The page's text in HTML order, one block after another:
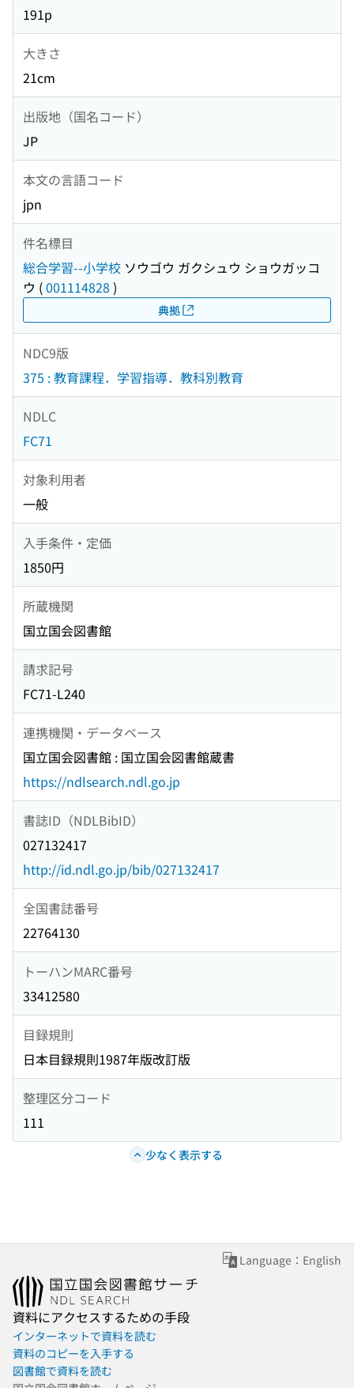
191p
大きさ
21cm
出版地（国名コード）
JP
本文の言語コード
jpn
件名標目
総合学習--小学校 ソウゴウ ガクシュウ ショウガッコ
ウ (001114828 )
典拠
NDC9版
375 : 教育課程．学習指導．教科別教育
NDLC
FC71
対象利用者
一般
入手条件・定価
1850円
所蔵機関
国立国会図書館
請求記号
FC71-L240
連携機関・データベース
国立国会図書館 : 国立国会図書館蔵書
https://ndlsearch.ndl.go.jp
書誌ID（NDLBibID）
027132417
http://id.ndl.go.jp/bib/027132417
全国書誌番号
22764130
トーハンMARC番号
33412580
目録規則
日本目録規則1987年版改訂版
整理区分コード
111
少なく表示する
Language：English
資料にアクセスするための手段
インターネットで資料を読む
資料のコピーを入手する
図書館で資料を読む